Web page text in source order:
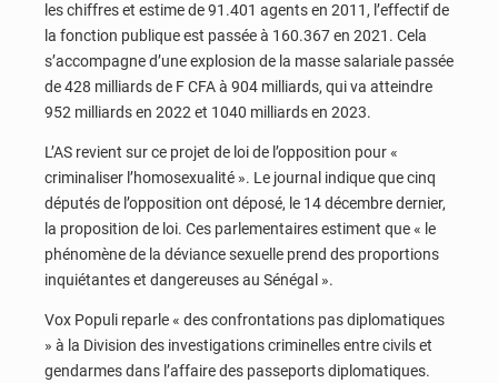
les chiffres et estime de 91.401 agents en 2011, l’effectif de
la fonction publique est passée à 160.367 en 2021. Cela
s’accompagne d’une explosion de la masse salariale passée
de 428 milliards de F CFA à 904 milliards, qui va atteindre
952 milliards en 2022 et 1040 milliards en 2023.
L’AS revient sur ce projet de loi de l’opposition pour «
criminaliser l’homosexualité ». Le journal indique que cinq
députés de l’opposition ont déposé, le 14 décembre dernier,
la proposition de loi. Ces parlementaires estiment que « le
phénomène de la déviance sexuelle prend des proportions
inquiétantes et dangereuses au Sénégal ».
Vox Populi reparle « des confrontations pas diplomatiques
» à la Division des investigations criminelles entre civils et
gendarmes dans l’affaire des passeports diplomatiques.